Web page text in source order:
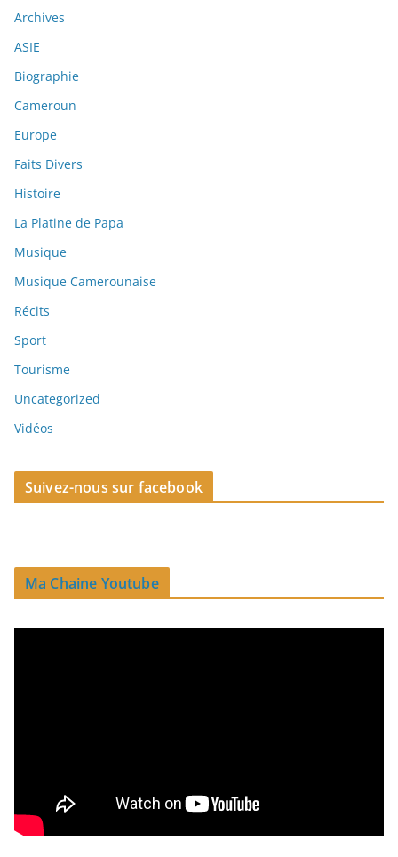
Archives
ASIE
Biographie
Cameroun
Europe
Faits Divers
Histoire
La Platine de Papa
Musique
Musique Camerounaise
Récits
Sport
Tourisme
Uncategorized
Vidéos
Suivez-nous sur facebook
Ma Chaine Youtube